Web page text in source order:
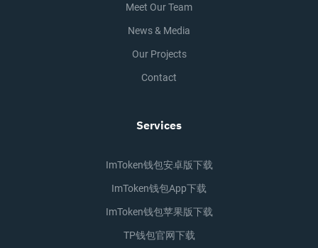
Meet Our Team
News & Media
Our Projects
Contact
Services
ImToken钱包安卓版下载
ImToken钱包app下载
ImToken钱包苹果版下载
TP钱包官网下载